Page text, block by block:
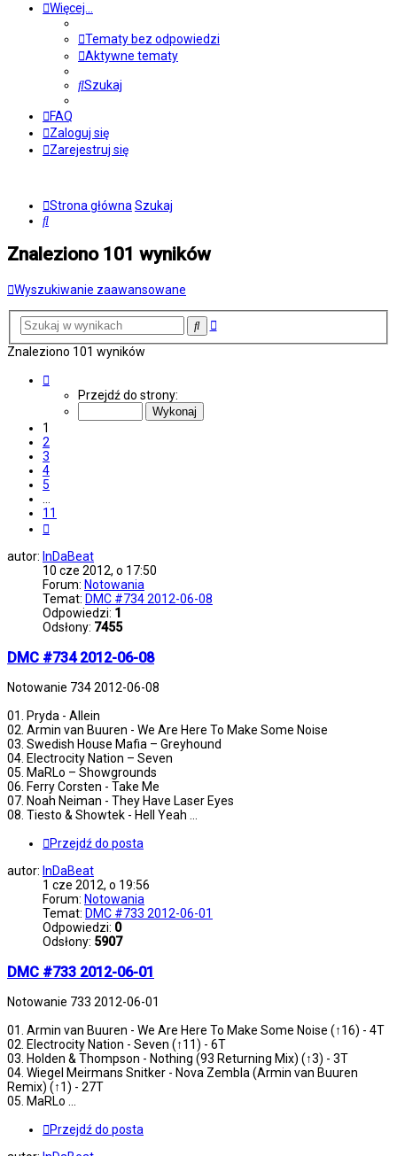
Więcej…
Tematy bez odpowiedzi
Aktywne tematy
Szukaj
FAQ
Zaloguj się
Zarejestruj się
Strona główna Szukaj
Szukaj
Znaleziono 101 wyników
Wyszukiwanie zaawansowane
SzukajWyszukiwanie
Znaleziono 101 wyników
Przejdź do strony:
1
2
3
4
5
…
11
autor: InDaBeat
10 cze 2012, o 17:50
Forum: Notowania
Temat: DMC #734 2012-06-08
Odpowiedzi: 1
Odsłony: 7455
DMC #734 2012-06-08
Notowanie 734 2012-06-08
01. Pryda - Allein
02. Armin van Buuren - We Are Here To Make Some Noise
03. Swedish House Mafia – Greyhound
04. Electrocity Nation – Seven
05. MaRLo – Showgrounds
06. Ferry Corsten - Take Me
07. Noah Neiman - They Have Laser Eyes
08. Tiesto & Showtek - Hell Yeah ...
Przejdź do posta
autor: InDaBeat
1 cze 2012, o 19:56
Forum: Notowania
Temat: DMC #733 2012-06-01
Odpowiedzi: 0
Odsłony: 5907
DMC #733 2012-06-01
Notowanie 733 2012-06-01
01. Armin van Buuren - We Are Here To Make Some Noise (↑16) - 4T
02. Electrocity Nation - Seven (↑11) - 6T
03. Holden & Thompson - Nothing (93 Returning Mix) (↑3) - 3T
04. Wiegel Meirmans Snitker - Nova Zembla (Armin van Buuren
Remix) (↑1) - 27T
05. MaRLo ...
Przejdź do posta